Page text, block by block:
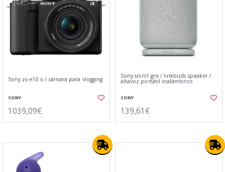
Sony zv-e10 ii / cámara para vlogging
SONY
1039,09€
Sony srs-ls1 gris / linkbuds speaker /
altavoz portátil inalámbrico
SONY
139,61€